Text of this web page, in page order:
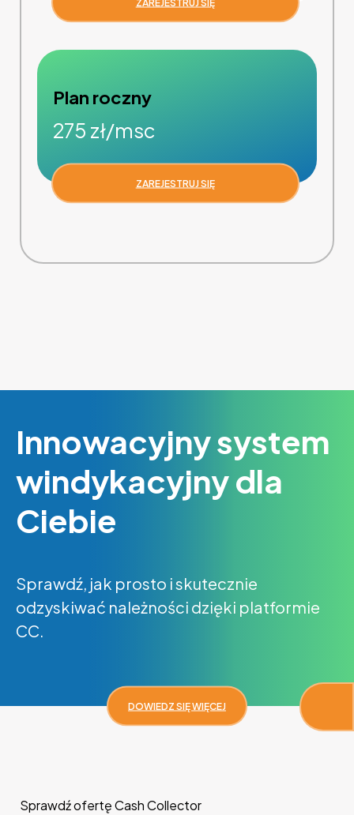
ZAREJESTRUJ SIĘ
Plan roczny
275 zł/msc
ZAREJESTRUJ SIĘ
Innowacyjny system
windykacyjny dla
Ciebie
Sprawdź, jak prosto i skutecznie
odzyskiwać należności dzięki platformie
CC.
DOWIEDZ SIĘ WIĘCEJ
Sprawdź ofertę Cash Collector